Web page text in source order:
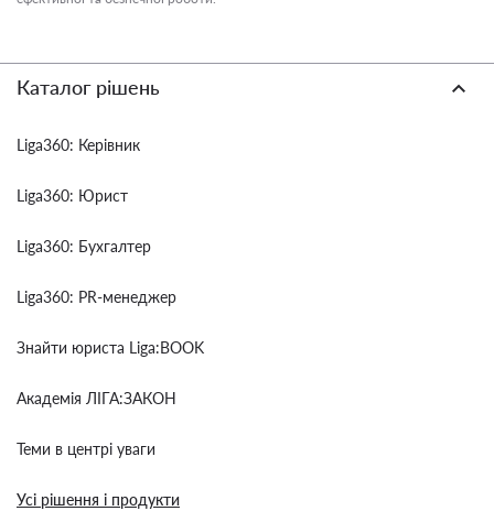
Каталог рішень
Liga360: Керівник
Liga360: Юрист
Liga360: Бухгалтер
Liga360: PR-менеджер
Знайти юриста Liga:BOOK
Академія ЛІГА:ЗАКОН
Теми в центрі уваги
Усі рішення і продукти